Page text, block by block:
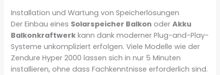
Installation und Wartung von Speicherlösungen
Der Einbau eines Solarspeicher Balkon oderAkku
Balkonkraftwerk kann dank moderner Plug-and-Play-
Systeme unkompliziert erfolgen. Viele Modelle wie der
Zendure Hyper 2000 lassen sich in nur 5 Minuten
installieren, ohne dass Fachkenntnisse erforderlich sind.